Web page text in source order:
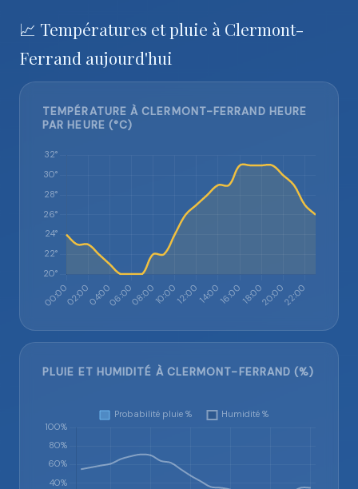
📈 Températures et pluie à Clermont-
Ferrand aujourd'hui
TEMPÉRATURE À CLERMONT-FERRAND HEURE
PAR HEURE (°C)
PLUIE ET HUMIDITÉ À CLERMONT-FERRAND (%)